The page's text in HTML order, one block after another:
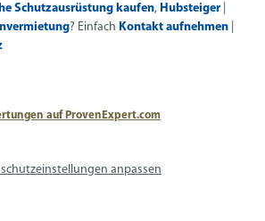
Schutzausrüstung kaufen, Hubsteiger
? Einfach Kontakt aufnehmen
auf ProvenExpert.com
anpassen